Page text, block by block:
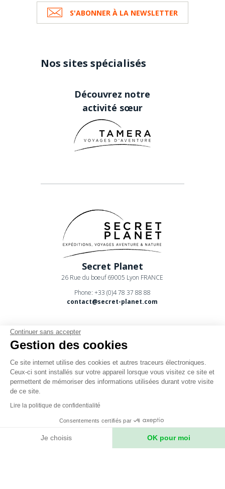
S'ABONNER À LA NEWSLETTER
Nos sites spécialisés
Découvrez notre
activité sœur
Secret Planet
26 Rue du boeuf 69005 Lyon FRANCE
Phone: +33 (0)4 78 37 88 88
contact@secret-planet.com
Youtube
Podcast
Mentions légales
Continuer sans accepter
Gestion des cookies
Ce site internet utilise des cookies et autres traceurs électroniques.
Ceux-ci sont installés sur votre appareil lorsque vous visitez ce site et
permettent de mémoriser des informations utilisées durant votre visite
de ce site.
Lire la politique de confidentialité
Consentements certifiés par
Je choisis OK pour moi